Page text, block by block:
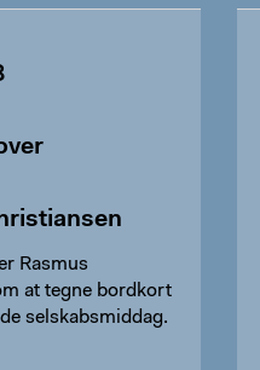
Rasmus
at tegne bordkort
selskabsmiddag.